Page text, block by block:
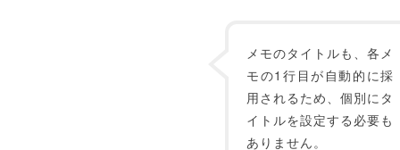
メモのタイトルも、各メ
モの1行目が自動的に採
用されるため、個別にタ
イトルを設定する必要も
ありません。